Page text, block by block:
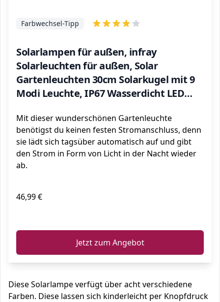
Solarlampen für außen, infray
Solarleuchten für außen, Solar
Gartenleuchten 30cm Solarkugel mit 9
Modi Leuchte, IP67 Wasserdicht LED
Farbwechsel-Tipp
Mit dieser wunderschönen Gartenleuchte
benötigst du keinen festen Stromanschluss, denn
sie lädt sich tagsüber automatisch auf und gibt
den Strom in Form von Licht in der Nacht wieder
ab.
46,99 €
Jetzt zum Angebot
Diese Solarlampe verfügt über acht verschiedene
Farben. Diese lassen sich kinderleicht per Knopfdruck